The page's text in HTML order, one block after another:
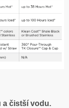
a čistší vodu.